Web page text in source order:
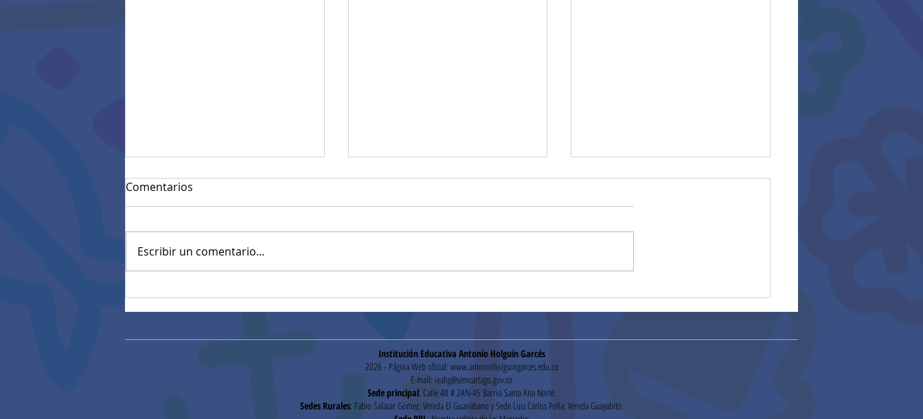
diagnósticas estandarizadas
Pruebas Institucionales
Comentarios
Escribir un comentario...
Institución Educativa Antonio Holguín Garcés
2026 - Página Web oficial: www.antonioholguingarces.edu.co
E-mail: ieahg@semcartago.gov.co
Sede principal: Calle 48 # 2AN-45 Barrio Santa Ana Norte.
Sedes Rurales: Fabio Salazar Gómez: Vereda El Guanábano y Sede Luis Carlos Peña: Vereda Guayabito.